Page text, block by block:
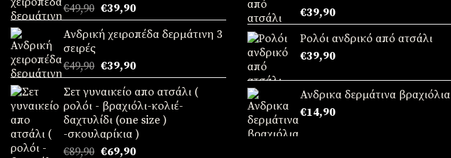
€49,90 Original
price
was:
€39,90Η
τρέχουσα
τιμή
€39,90.
Ανδρική χειροπέδα δερμάτινη 3
σειρές
€49,90 Original
price
was:
€49,90.
€39,90Η
τρέχουσα
τιμή
είναι:
€39,90.
Σετ γυναικείο απο ατσάλι (
ρολόι - βραχιόλι-κολιέ-
δαχτυλίδι (one size )
-σκουλαρίκια )
€89,90 Original
€69,90Η
Βαθμολογήθηκε
με5.00από
5
€39,90
Ρολόι ανδρικό από ατσάλι
€39,90
Ανδρικα δερμάτινα βραχιόλια
€14,90